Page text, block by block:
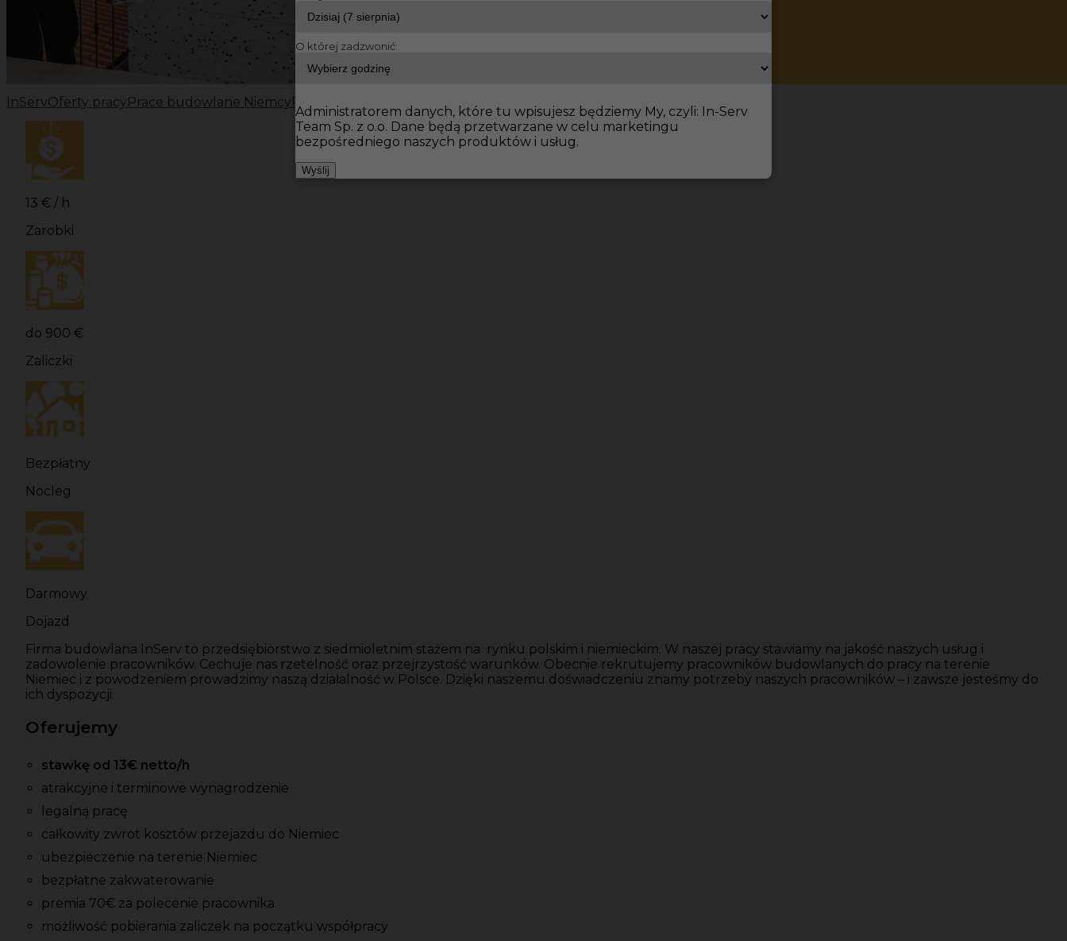
InServOferty pracy Prace budowlane Niemcy Prace budowlane Praca za granicą dla murarza od 13€ netto/h
13 € / h
Zarobki
do 900 €
Zaliczki
Bezpłatny
Nocleg
Darmowy
Dojazd
Firma budowlana InServ to przedsiębiorstwo z siedmioletnim stażem na rynku polskim i niemieckim. W naszej pracy stawiamy na jakość naszych usług i
zadowolenie pracowników. Cechuje nas rzetelność oraz przejrzystość warunków. Obecnie rekrutujemy pracowników budowlanych do pracy na terenie
Niemiec i z powodzeniem prowadzimy naszą działalność w Polsce. Dzięki naszemu doświadczeniu znamy potrzeby naszych pracowników – i zawsze jesteśmy do
ich dyspozycji.
Oferujemy
stawkę od 13€ netto/h
atrakcyjne i terminowe wynagrodzenie
legalną pracę
całkowity zwrot kosztów przejazdu do Niemiec
ubezpieczenie na terenie Niemiec
bezpłatne zakwaterowanie
premia 70€ za polecenie pracownika
możliwość pobierania zaliczek na początku współpracy
O której zadzwonić:
Administratorem danych, które tu wpisujesz będziemy My, czyli: In-Serv
Team Sp. z o.o. Dane będą przetwarzane w celu marketingu
bezpośredniego naszych produktów i usług.
Wyślij